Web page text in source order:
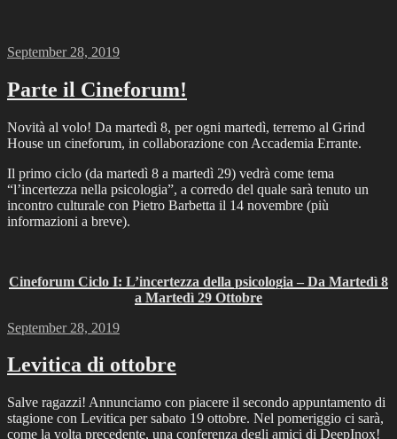
Posted
September 28, 2019
Parte il Cineforum!
Novità al volo! Da martedì 8, per ogni martedì, terremo al Grind
House un cineforum, in collaborazione con Accademia Errante.
Il primo ciclo (da martedì 8 a martedì 29) vedrà come tema
“l’incertezza nella psicologia”, a corredo del quale sarà tenuto un
incontro culturale con Pietro Barbetta il 14 novembre (più
informazioni a breve).
Cineforum Ciclo I: L’incertezza della psicologia – Da Martedì 8
a Martedì 29 Ottobre
Posted
September 28, 2019
Levitica di ottobre
Salve ragazzi! Annunciamo con piacere il secondo appuntamento di
stagione con Levitica per sabato 19 ottobre. Nel pomeriggio ci sarà,
come la volta precedente, una conferenza degli amici di DeepInox!